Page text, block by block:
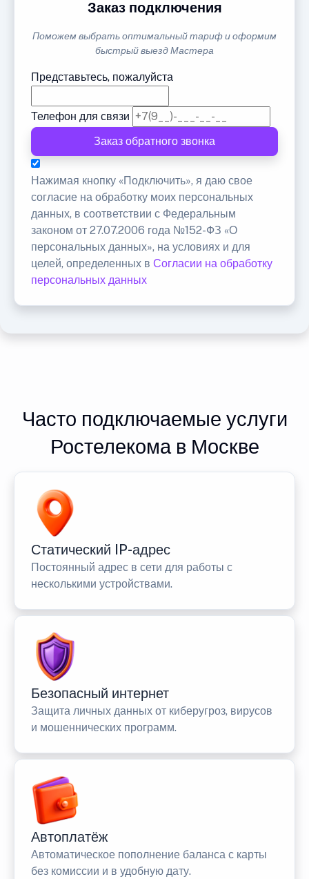
Заказ подключения
Поможем выбрать оптимальный тариф и оформим
быстрый выезд Мастера
Представьтесь, пожалуйста
Телефон для связи
Заказ обратного звонка
Нажимая кнопку «Подключить», я даю свое
согласие на обработку моих персональных
данных, в соответствии с Федеральным
законом от 27.07.2006 года №152-ФЗ «О
персональных данных», на условиях и для
целей, определенных в Согласии на обработку
персональных данных
Часто подключаемые услуги
Ростелекома в Москве
Статический IP-адрес
Постоянный адрес в сети для работы с
несколькими устройствами.
Безопасный интернет
Защита личных данных от киберугроз, вирусов
и мошеннических программ.
Автоплатёж
Автоматическое пополнение баланса с карты
без комиссии и в удобную дату.